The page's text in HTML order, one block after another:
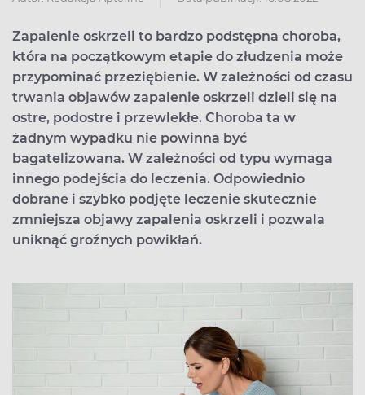
Zapalenie oskrzeli to bardzo podstępna choroba,
która na początkowym etapie do złudzenia może
przypominać przeziębienie. W zależności od czasu
trwania objawów zapalenie oskrzeli dzieli się na
ostre, podostre i przewlekłe. Choroba ta w
żadnym wypadku nie powinna być
bagatelizowana. W zależności od typu wymaga
innego podejścia do leczenia. Odpowiednio
dobrane i szybko podjęte leczenie skutecznie
zmniejsza objawy zapalenia oskrzeli i pozwala
uniknąć groźnych powikłań.